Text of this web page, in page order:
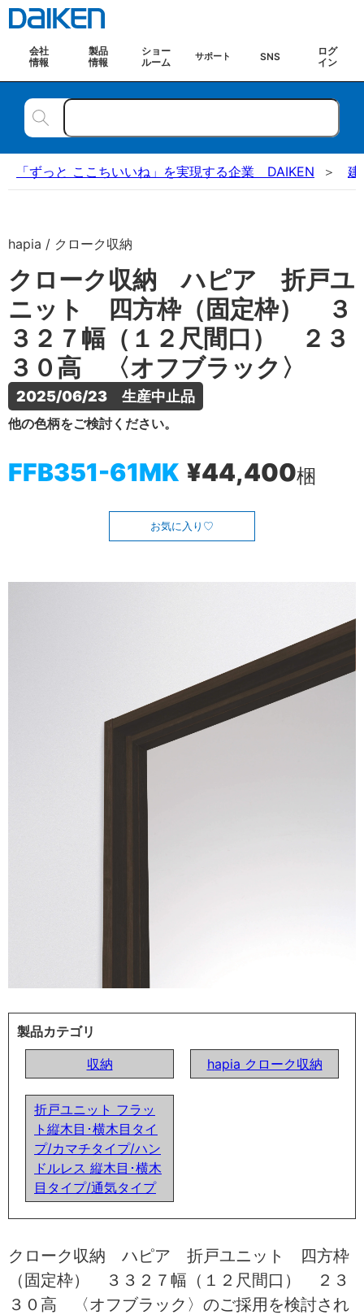
会社
情報
製品
情報
ショー
ルーム
サポート SNS
ログ
イン
「ずっと ここちいいね」を実現する企業 DAIKEN 建
hapia / クローク収納
クローク収納 ハピア 折戸ユ
ニット 四方枠（固定枠） ３
３２７幅（１２尺間口） ２３
３０高 〈オフブラック〉
2025/06/23　生産中止品
他の色柄をご検討ください。
FFB351-61MK ¥44,400梱
お気に入り
製品カテゴリ
収納
hapia クローク収納
折戸ユニット フラッ
ト縦木目･横木目タイ
プ/カマチタイプ/ハン
ドルレス 縦木目･横木
目タイプ/通気タイプ
クローク収納 ハピア 折戸ユニット 四方枠
（固定枠） ３３２７幅（１２尺間口） ２３
３０高 〈オフブラック〉のご採用を検討され